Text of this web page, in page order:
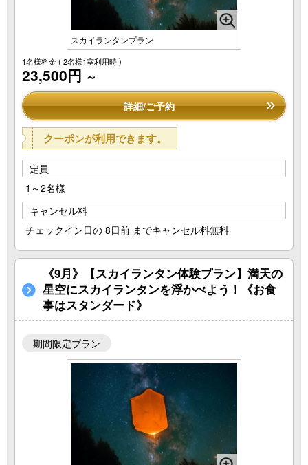
スカイランタンプラン
1名様料金( 2名様1室利用時 )
23,500円 ～
詳細/ご予約
クーポンが利用できます。
定員
1～2名様
キャンセル料
チェックイン日の 8日前 までキャンセル料無料
《9月》【スカイランタン体験プラン】満天の
星空にスカイランタンを浮かべよう！《お食
事はスタンダード》
期間限定プラン